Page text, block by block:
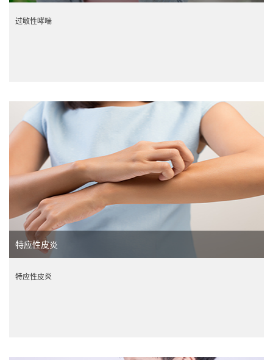
过敏性哮喘
特应性皮炎
特应性皮炎